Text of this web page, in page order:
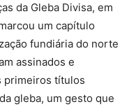
da Gleba Divisa, em
um capítulo
fundiária do norte
assinados e
primeiros títulos
gleba, um gesto que